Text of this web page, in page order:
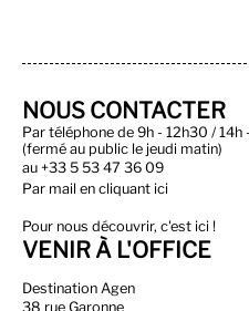
NOUS CONTACTER
Par téléphone de 9h - 12h30 / 14h
(fermé au public le jeudi matin)
au +33 5 53 47 36 09
Par mail en cliquant ici
Pour nous découvrir, c'est ici !
VENIR À L'OFFICE
Destination Agen
38 rue Garonne